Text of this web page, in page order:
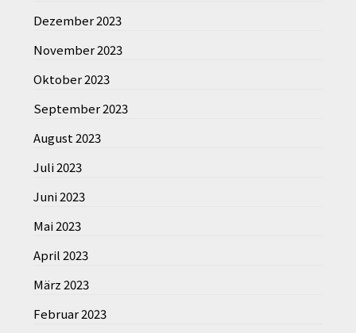
Dezember 2023
November 2023
Oktober 2023
September 2023
August 2023
Juli 2023
Juni 2023
Mai 2023
April 2023
März 2023
Februar 2023